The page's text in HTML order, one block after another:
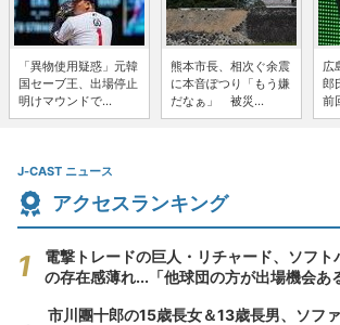
「異物使用疑惑」元韓
国セーブ王、出場停止
明けマウンドで...
熊本市長、相次ぐ余震
に本音ぽつり「もう嫌
だなぁ」 被災...
広
郎
前
J-CAST ニュース
アクセスランキング
電撃トレードの巨人・リチャード、ソフト
の存在感薄れ...「他球団の方が出場機会あ
市川團十郎の15歳長女＆13歳長男、ソフ